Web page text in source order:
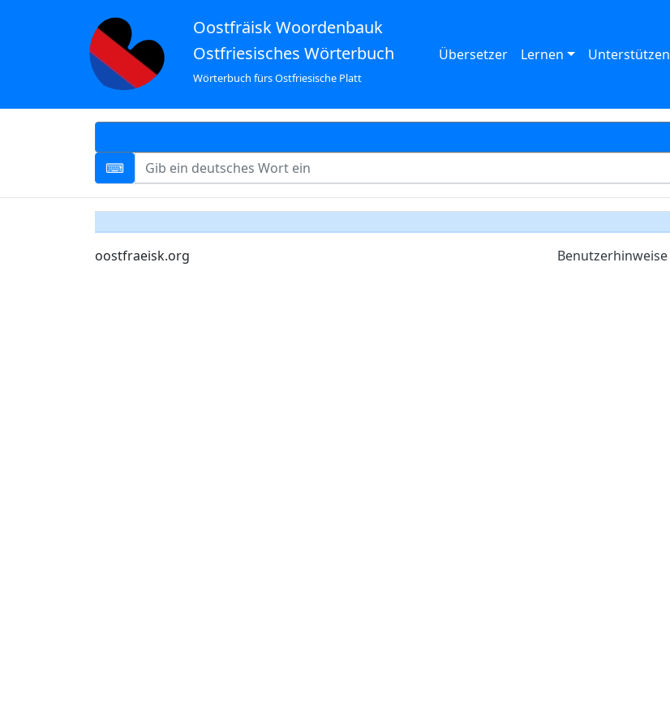
Oostfräisk Woordenbauk
Ostfriesisches Wörterbuch
Wörterbuch fürs Ostfriesische Platt
Übersetzer Lernen Unterstützen
oostfraeisk.org Benutzerhinweise